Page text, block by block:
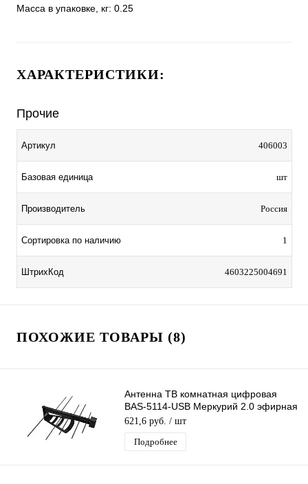
Масса в упаковке, кг: 0.25
ХАРАКТЕРИСТИКИ:
Прочие
Артикул 406003
Базовая единица шт
Производитель Россия
Сортировка по наличию 1
ШтрихКод 4603225004691
ПОХОЖИЕ ТОВАРЫ (8)
Антенна ТВ комнатная цифровая
BAS-5114-USB Меркурий 2.0 эфирная
для DVB-T2 телевидения
621,6 руб. / шт
Подробнее